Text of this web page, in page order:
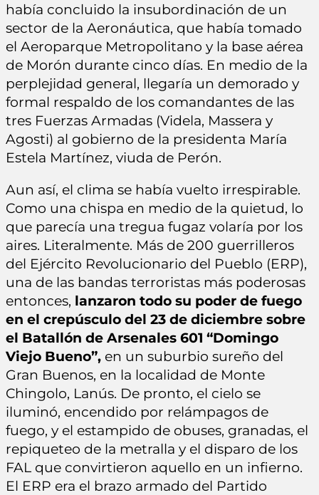
había concluido la insubordinación de un
sector de la Aeronáutica, que había tomado
el Aeroparque Metropolitano y la base aérea
de Morón durante cinco días. En medio de la
perplejidad general, llegaría un demorado y
formal respaldo de los comandantes de las
tres Fuerzas Armadas (Videla, Massera y
Agosti) al gobierno de la presidenta María
Estela Martínez, viuda de Perón.
Aun así, el clima se había vuelto irrespirable.
Como una chispa en medio de la quietud, lo
que parecía una tregua fugaz volaría por los
aires. Literalmente. Más de 200 guerrilleros
del Ejército Revolucionario del Pueblo (ERP),
una de las bandas terroristas más poderosas
entonces, lanzaron todo su poder de fuego
en el crepúsculo del 23 de diciembre sobre
el Batallón de Arsenales 601 “Domingo
Viejo Bueno”, en un suburbio sureño del
Gran Buenos, en la localidad de Monte
Chingolo, Lanús. De pronto, el cielo se
iluminó, encendido por relámpagos de
fuego, y el estampido de obuses, granadas, el
repiqueteo de la metralla y el disparo de los
FAL que convirtieron aquello en un infierno.
El ERP era el brazo armado del Partido